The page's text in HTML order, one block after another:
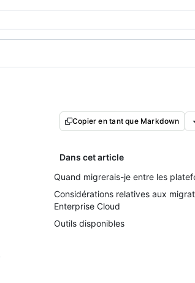
Copier en tant que Markdown
Dans cet article
Quand migrerais-je entre les
Considérations relatives aux
Enterprise Cloud
Outils disponibles